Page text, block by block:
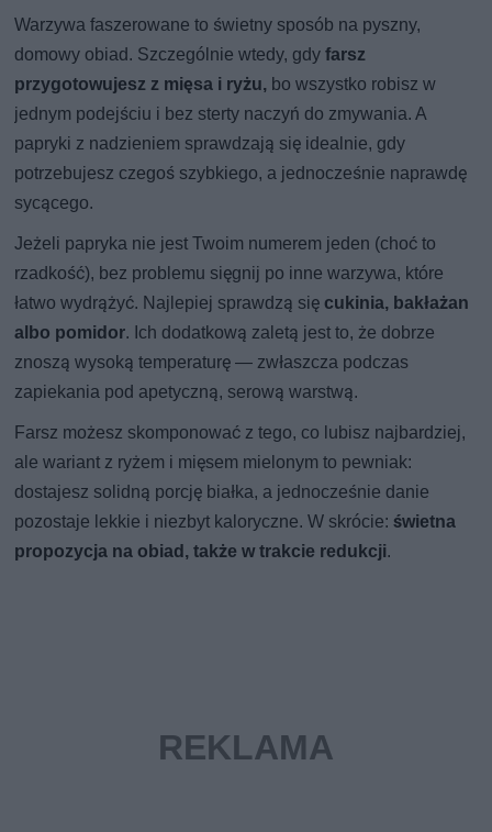
Warzywa faszerowane to świetny sposób na pyszny,
domowy obiad. Szczególnie wtedy, gdyfarsz
przygotowujesz z mięsa i ryżu, bo wszystko robisz w
jednym podejściu i bez sterty naczyń do zmywania. A
papryki z nadzieniem sprawdzają się idealnie, gdy
potrzebujesz czegoś szybkiego, a jednocześnie naprawdę
sycącego.
Jeżeli papryka nie jest Twoim numerem jeden (choć to
rzadkość), bez problemu sięgnij po inne warzywa, które
łatwo wydrążyć. Najlepiej sprawdzą się cukinia, bakłażan
albo pomidor. Ich dodatkową zaletą jest to, że dobrze
znoszą wysoką temperaturę — zwłaszcza podczas
zapiekania pod apetyczną, serową warstwą.
Farsz możesz skomponować z tego, co lubisz najbardziej,
ale wariant z ryżem i mięsem mielonym to pewniak:
dostajesz solidną porcję białka, a jednocześnie danie
pozostaje lekkie i niezbyt kaloryczne. W skrócie:świetna
propozycja na obiad, także w trakcie redukcji.